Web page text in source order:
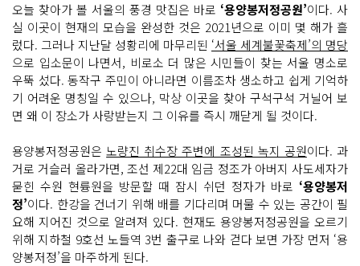
오늘 찾아가 볼 서울의 풍경 맛집은 바로 ‘용양봉저정공원’이다. 사
실 이곳이 현재의 모습을 완성한 것은 2021년으로 이미 몇 해가 흘
렀다. 그러나 지난달 성황리에 마무리된 ‘서울 세계불꽃축제’의 명당
으로 입소문이 나면서, 비로소 더 많은 시민들이 찾는 서울 명소로
우뚝 섰다. 동작구 주민이 아니라면 이름조차 생소하고 쉽게 기억하
기 어려운 명칭일 수 있으나, 막상 이곳을 찾아 구석구석 거닐어 보
면 왜 이 장소가 사랑받는지 그 이유를 즉시 깨닫게 될 것이다.
용양봉저정공원은노량진 취수장 주변에 조성된 녹지 공원이다. 과
거로 거슬러 올라가면, 조선 제22대 임금 정조가 아버지 사도세자가
묻힌 수원 현륭원을 방문할 때 잠시 쉬던 정자가 바로 ‘용양봉저
정’이다. 한강을 건너기 위해 배를 기다리며 머물 수 있는 공간이 필
요해 지어진 것으로 알려져 있다. 현재도 용양봉저정공원을 오르기
위해 지하철 9호선 노들역 3번 출구로 나와 걷다 보면 가장 먼저 ‘용
양봉저정’을 마주하게 된다.